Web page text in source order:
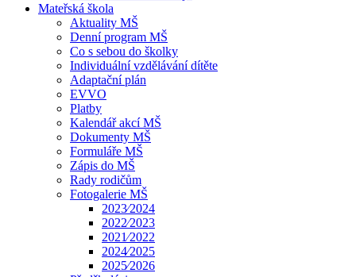
Mateřská škola
Aktuality MŠ
Denní program MŠ
Co s sebou do školky
Individuální vzdělávání dítěte
Adaptační plán
EVVO
Platby
Kalendář akcí MŠ
Dokumenty MŠ
Formuláře MŠ
Zápis do MŠ
Rady rodičům
Fotogalerie MŠ
2023⁄2024
2022⁄2023
2021⁄2022
2024⁄2025
2025⁄2026